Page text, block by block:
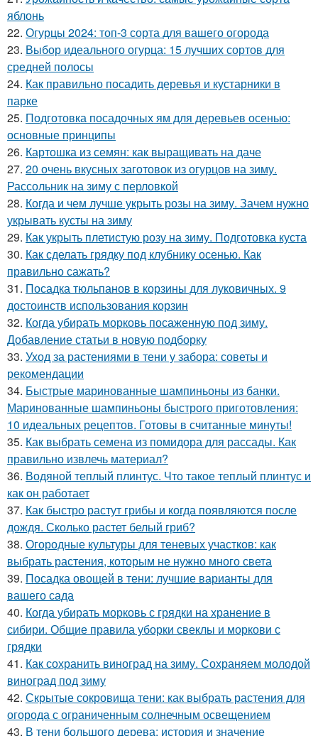
яблонь
22. Огурцы 2024: топ-3 сорта для вашего огорода
23. Выбор идеального огурца: 15 лучших сортов для
средней полосы
24. Как правильно посадить деревья и кустарники в
парке
25. Подготовка посадочных ям для деревьев осенью:
основные принципы
26. Картошка из семян: как выращивать на даче
27. 20 очень вкусных заготовок из огурцов на зиму.
Рассольник на зиму с перловкой
28. Когда и чем лучше укрыть розы на зиму. Зачем нужно
укрывать кусты на зиму
29. Как укрыть плетистую розу на зиму. Подготовка куста
30. Как сделать грядку под клубнику осенью. Как
правильно сажать?
31. Посадка тюльпанов в корзины для луковичных. 9
достоинств использования корзин
32. Когда убирать морковь посаженную под зиму.
Добавление статьи в новую подборку
33. Уход за растениями в тени у забора: советы и
рекомендации
34. Быстрые маринованные шампиньоны из банки.
Маринованные шампиньоны быстрого приготовления:
10 идеальных рецептов. Готовы в считанные минуты!
35. Как выбрать семена из помидора для рассады. Как
правильно извлечь материал?
36. Водяной теплый плинтус. Что такое теплый плинтус и
как он работает
37. Как быстро растут грибы и когда появляются после
дождя. Сколько растет белый гриб?
38. Огородные культуры для теневых участков: как
выбрать растения, которым не нужно много света
39. Посадка овощей в тени: лучшие варианты для
вашего сада
40. Когда убирать морковь с грядки на хранение в
сибири. Общие правила уборки свеклы и моркови с
грядки
41. Как сохранить виноград на зиму. Сохраняем молодой
виноград под зиму
42. Скрытые сокровища тени: как выбрать растения для
огорода с ограниченным солнечным освещением
43. В тени большого дерева: история и значение